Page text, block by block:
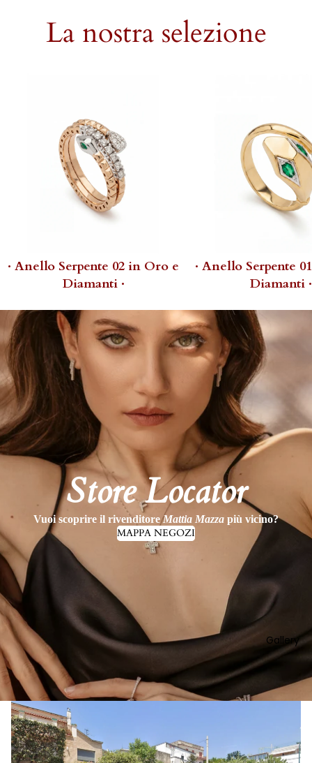
Gallery
La nostra selezione
· Anello Serpente 02 in Oro e
Diamanti ·
· Anello Serpente
Diamanti ·
Store Locator
Vuoi scoprire il rivenditoreMattia Mazza più vicino?
MAPPA NEGOZI